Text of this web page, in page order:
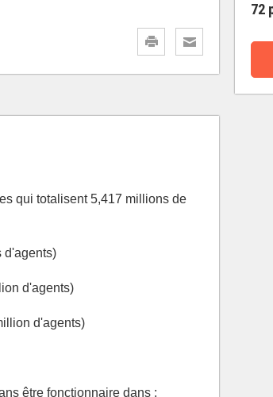
qui totalisent 5,417 millions de
d'agents)
d'agents)
d'agents)
être fonctionnaire dans :
72